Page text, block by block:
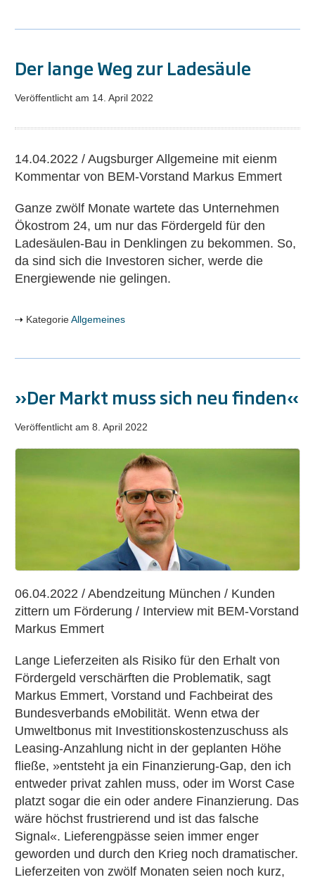
Der lange Weg zur Ladesäule
Veröffentlicht am 14. April 2022
Der
Weg
zur
14.04.2022 / Augsburger Allgemeine mit eienm
Kommentar von BEM-Vorstand Markus Emmert
Ganze zwölf Monate wartete das Unternehmen
Ökostrom 24, um nur das Fördergeld für den
Ladesäulen-Bau in Denklingen zu bekommen. So,
da sind sich die Investoren sicher, werde die
Energiewende nie gelingen.
KategorieAllgemeines
»Der Markt muss sich neu finden«
Veröffentlicht am 8. April 2022
»Der
Markt
muss
sich
neu
finden«
06.04.2022 / Abendzeitung München / Kunden
zittern um Förderung / Interview mit BEM-Vorstand
Markus Emmert
Lange Lieferzeiten als Risiko für den Erhalt von
Fördergeld verschärften die Problematik, sagt
Markus Emmert, Vorstand und Fachbeirat des
Bundesverbands eMobilität. Wenn etwa der
Umweltbonus mit Investitionskostenzuschuss als
Leasing-Anzahlung nicht in der geplanten Höhe
fließe, »entsteht ja ein Finanzierung-Gap, den ich
entweder privat zahlen muss, oder im Worst Case
platzt sogar die ein oder andere Finanzierung. Das
wäre höchst frustrierend und ist das falsche
Signal«. Lieferengpässe seien immer enger
geworden und durch den Krieg noch dramatischer.
Lieferzeiten von zwölf Monaten seien noch kurz,